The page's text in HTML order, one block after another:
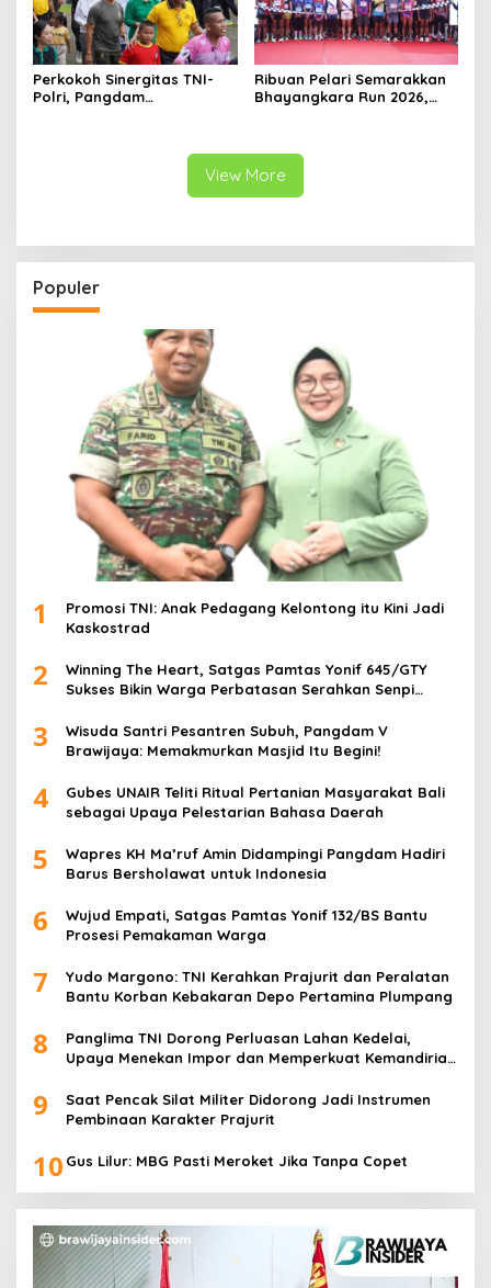
Perkokoh Sinergitas TNI-
Polri, Pangdam
Bhayangkara ke-80 di
Ribuan Pelari Semarakkan
Bhayangkara Run 2026,
View More
Populer
1
Promosi TNI: Anak Pedagang Kelontong itu Kini Jadi
Kaskostrad
2
Winning The Heart, Satgas Pamtas Yonif 645/GTY
Sukses Bikin Warga Perbatasan Serahkan Senpi
3
Wisuda Santri Pesantren Subuh, Pangdam V
Brawijaya: Memakmurkan Masjid Itu Begini!
4
Gubes UNAIR Teliti Ritual Pertanian Masyarakat Bali
sebagai Upaya Pelestarian Bahasa Daerah
5
Wapres KH Ma’ruf Amin Didampingi Pangdam Hadiri
Barus Bersholawat untuk Indonesia
6
Wujud Empati, Satgas Pamtas Yonif 132/BS Bantu
Prosesi Pemakaman Warga
7
Yudo Margono: TNI Kerahkan Prajurit dan Peralatan
Bantu Korban Kebakaran Depo Pertamina Plumpang
8
Panglima TNI Dorong Perluasan Lahan Kedelai,
Upaya Menekan Impor dan Memperkuat Kemandirian
9
Saat Pencak Silat Militer Didorong Jadi Instrumen
Pembinaan Karakter Prajurit
10 Gus Lilur: MBG Pasti Meroket Jika Tanpa Copet